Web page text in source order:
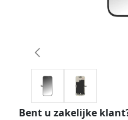
Bent u zakelijke